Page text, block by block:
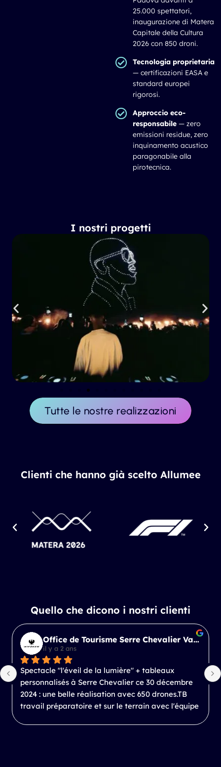
25.000 spettatori,
inaugurazione di Matera
Capitale della Cultura
2026 con 850 droni.
Tecnologia proprietaria
— certificazioni EASA e
standard europei
rigorosi.
Approccio eco-
responsabile — zero
emissioni residue, zero
inquinamento acustico
paragonabile alla
pirotecnica.
I nostri progetti
Tutte le nostre realizzazioni
Clienti che hanno già scelto Allumee
Quello che dicono i nostri clienti
Pascal CHAIX
il y a 2 ans
Vous l'avez rêvé Serre Chevalier Vallée et
ALLUMÉE l'ont fait ce 30 dec une première dans
les stations de ski de France, 650 drones qui
proposent un spectacle féerique pour cette fin
d'année 2024 qui a ravi et conquis plus de 10 000